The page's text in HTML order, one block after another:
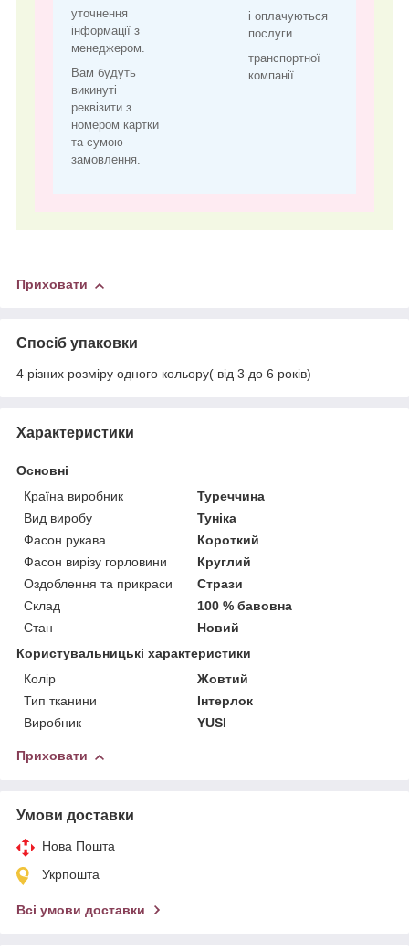
уточнення
інформації з
менеджером.
Вам будуть
викинуті
реквізити з
номером картки
та сумою
замовлення.
і оплачуються
послуги
транспортної
компанії.
Приховати
Спосіб упаковки
4 різних розміру одного кольору( від 3 до 6 років)
Характеристики
Основні
Країна виробник
Туреччина
Вид виробу
Туніка
Фасон рукава
Короткий
Фасон вирізу горловини
Круглий
Оздоблення та прикраси
Стрази
Склад
100 % бавовна
Стан
Новий
Користувальницькі характеристики
Колір
Жовтий
Тип тканини
Інтерлок
Виробник
YUSI
Приховати
Умови доставки
Нова Пошта
Укрпошта
Всі умови доставки